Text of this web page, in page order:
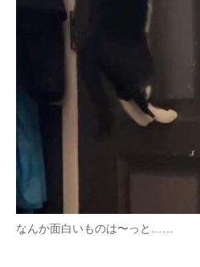
なんか面白いものは〜っと……